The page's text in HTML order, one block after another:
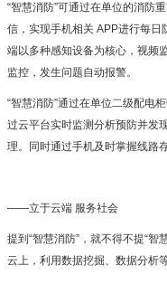
“智慧消防”可通过在单位的消防
信，实现手机相关 APP进行每日
端以多种感知设备为核心，视频
监控，发生问题自动报警。
“智慧消防”通过在单位二级配电
过云平台实时监测分析预防并发
理。同时通过手机及时掌握线路
——立于云端 服务社会
提到“智慧消防”，就不得不提“
云上，利用数据挖掘、数据分析